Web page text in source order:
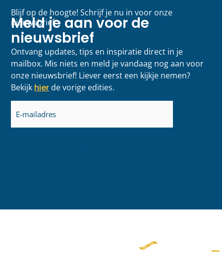
Blijf op de hoogte! Schrijf je nu in voor onze
nieuwsbrief
Meld je aan voor de
nieuwsbrief
Ontvang updates, tips en inspiratie direct in je
mailbox. Mis niets en meld je vandaag nog aan voor
onze nieuwsbrief! Liever eerst een kijkje nemen?
Bekijk hier de vorige edities.
E-
mailadres
(Vereist)